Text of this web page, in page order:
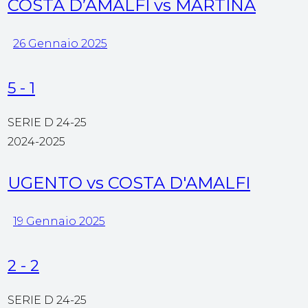
COSTA D’AMALFI vs MARTINA
26 Gennaio 2025
5 - 1
SERIE D 24-25
2024-2025
UGENTO vs COSTA D'AMALFI
19 Gennaio 2025
2 - 2
SERIE D 24-25